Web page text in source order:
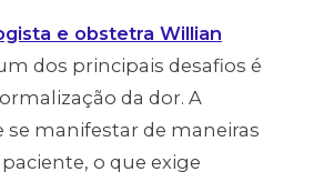
e obstetra Willian
dos principais desafios é
da dor. A
manifestar de maneiras
o que exige